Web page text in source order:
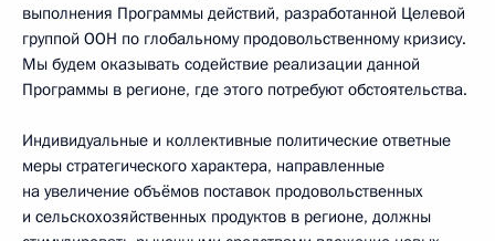
выполнения Программы действий, разработанной Целевой
группой ООН по глобальному продовольственному кризису.
Мы будем оказывать содействие реализации данной
Программы в регионе, где этого потребуют обстоятельства.
Индивидуальные и коллективные политические ответные
меры стратегического характера, направленные
на увеличение объёмов поставок продовольственных
и сельскохозяйственных продуктов в регионе, должны